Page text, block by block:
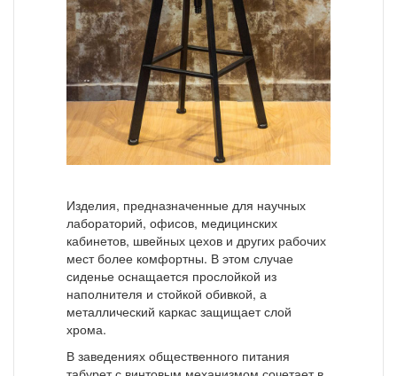
Изделия, предназначенные для научных
лабораторий, офисов, медицинских
кабинетов, швейных цехов и других рабочих
мест более комфортны. В этом случае
сиденье оснащается прослойкой из
наполнителя и стойкой обивкой, а
металлический каркас защищает слой
хрома.
В заведениях общественного питания